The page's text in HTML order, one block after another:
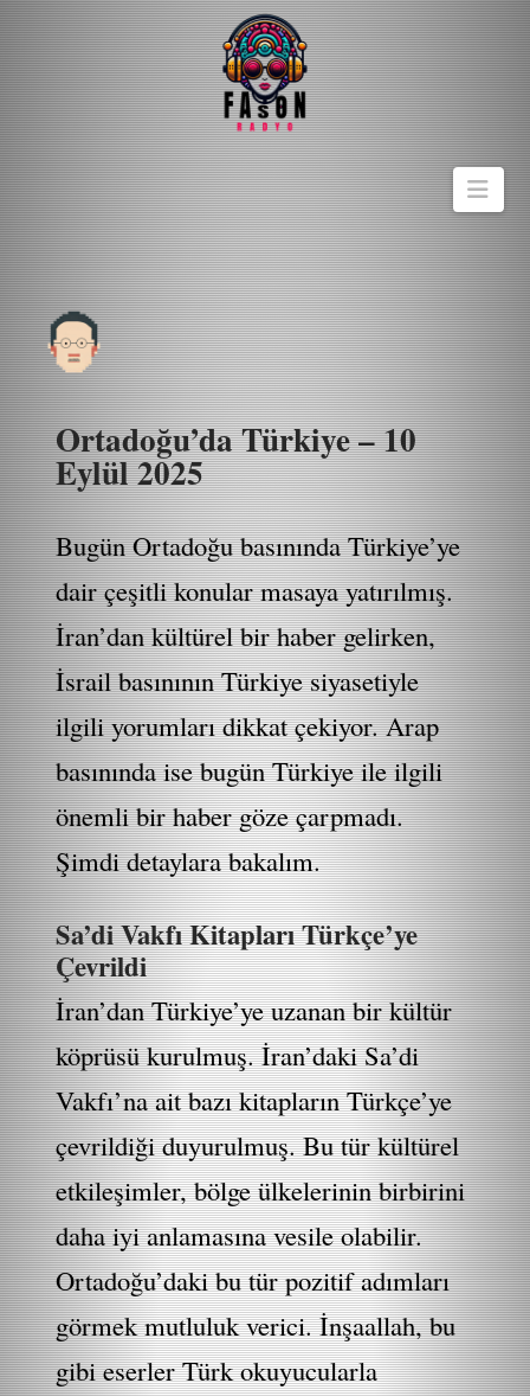
Ortadoğu’da Türkiye – 10
Eylül 2025
Bugün Ortadoğu basınında Türkiye’ye
dair çeşitli konular masaya yatırılmış.
İran’dan kültürel bir haber gelirken,
İsrail basınının Türkiye siyasetiyle
ilgili yorumları dikkat çekiyor. Arap
basınında ise bugün Türkiye ile ilgili
önemli bir haber göze çarpmadı.
Şimdi detaylara bakalım.
Sa’di Vakfı Kitapları Türkçe’ye
Çevrildi
İran’dan Türkiye’ye uzanan bir kültür
köprüsü kurulmuş. İran’daki Sa’di
Vakfı’na ait bazı kitapların Türkçe’ye
çevrildiği duyurulmuş. Bu tür kültürel
etkileşimler, bölge ülkelerinin birbirini
daha iyi anlamasına vesile olabilir.
Ortadoğu’daki bu tür pozitif adımları
görmek mutluluk verici. İnşaallah, bu
gibi eserler Türk okuyucularla